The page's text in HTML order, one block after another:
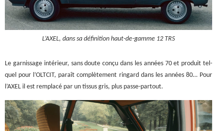
L’AXEL, dans sa définition haut-de-gamme 12 TRS
Le garnissage intérieur, sans doute conçu dans les années 70 et produit tel-
quel pour l’OLTCIT, paraît complètement ringard dans les années 80… Pour
l’AXEL il est remplacé par un tissus gris, plus passe-partout.